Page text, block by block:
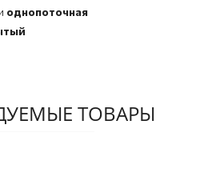
однопоточная
ТОВАРЫ